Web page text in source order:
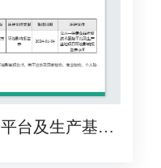
台及生产基地